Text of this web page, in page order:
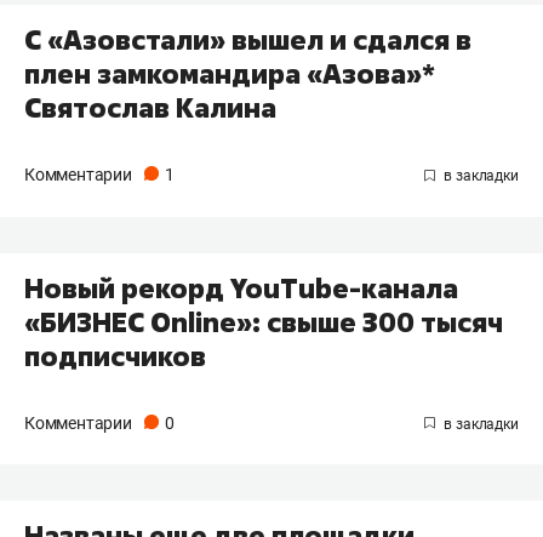
С «Азовстали» вышел и сдался в
плен замкомандира «Азова»​*
Святослав Калина
Комментарии 1
Новый рекорд YouTube-канала
«БИЗНЕС Online»: свыше 300 тысяч
подписчиков
Комментарии 0